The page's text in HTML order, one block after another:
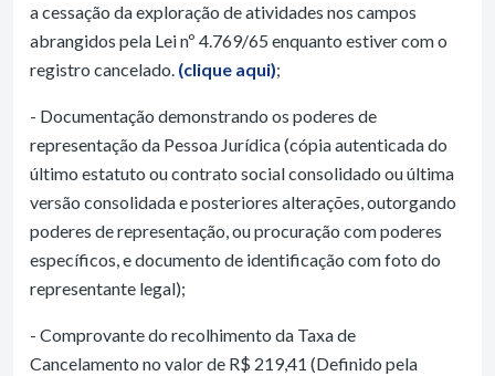
a cessação da exploração de atividades nos campos
abrangidos pela Lei nº 4.769/65 enquanto estiver com o
registro cancelado. (clique aqui);
- Documentação demonstrando os poderes de
representação da Pessoa Jurídica (cópia autenticada do
último estatuto ou contrato social consolidado ou última
versão consolidada e posteriores alterações, outorgando
poderes de representação, ou procuração com poderes
específicos, e documento de identificação com foto do
representante legal);
- Comprovante do recolhimento da Taxa de
Cancelamento no valor de R$ 219,41 (Definido pela